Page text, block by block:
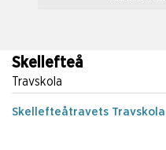
Skellefteå
Travskola
Skellefteåtravets Travskola